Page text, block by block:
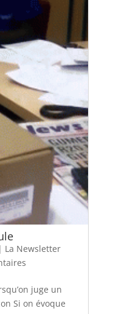
| La Newsletter
juge un
Si on évoque